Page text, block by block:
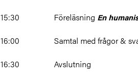
15:30 Föreläsning En
16:00 Samtal med frågor &
16:30 Avslutning